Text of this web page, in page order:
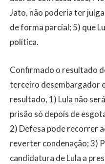
Jato, não poderia ter
de forma parcial; 5) que
política.
Confirmado o resultado
terceiro desembargador
resultado, 1) Lula não
prisão só depois de
2) Defesa pode recorrer
reverter condenação; 3)
candidatura de Lula a